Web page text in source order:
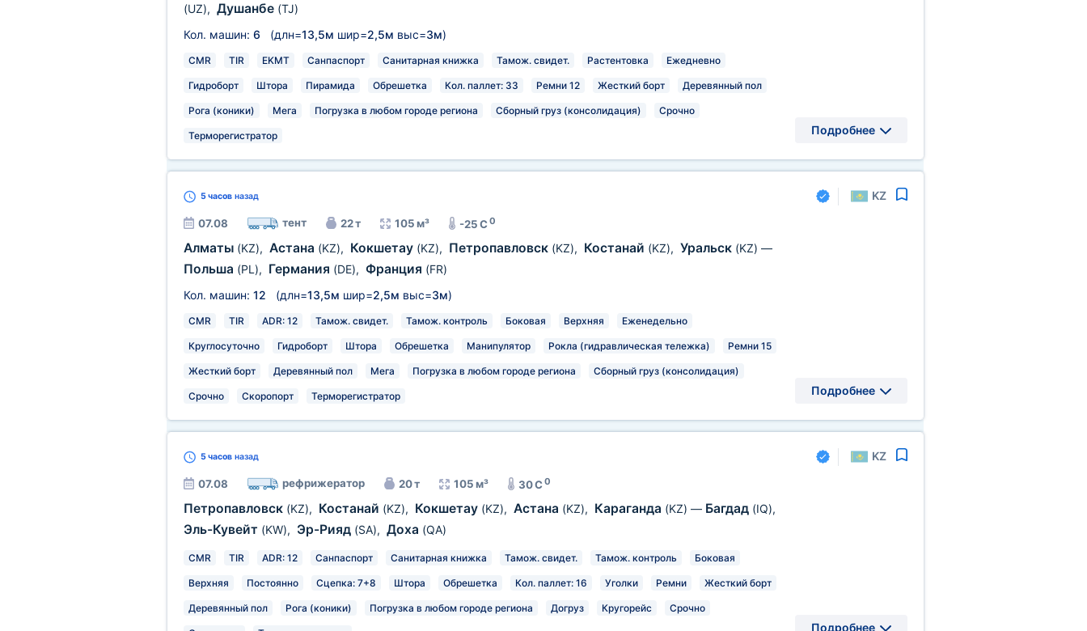
(UZ), Душанбе (TJ)
Кол. машин: 6 (длн=13,5м шир=2,5м выс=3м)
CMR TIR EKMT Санпаспорт Санитарная книжка Тамож. свидет. Растентовка Ежедневно
Гидроборт Штора Пирамида Обрешетка Кол. паллет: 33 Ремни 12 Жесткий борт Деревянный пол
Рога (коники) Мега Погрузка в любом городе региона Сборный груз (консолидация) Срочно
Терморегистратор Подробнее
5 часовназад KZ
07.08 тент 22 т 105 м³ -25 C0
Алматы (KZ), Астана (KZ), Кокшетау (KZ), Петропавловск (KZ), Костанай (KZ), Уральск (KZ) —
Польша (PL), Германия (DE), Франция (FR)
Кол. машин: 12 (длн=13,5м шир=2,5м выс=3м)
CMR TIR ADR: 12 Тамож. свидет. Тамож. контроль Боковая Верхняя Еженедельно
Круглосуточно Гидроборт Штора Обрешетка Манипулятор Рокла (гидравлическая тележка) Ремни 15
Жесткий борт Деревянный пол Мега Погрузка в любом городе региона Сборный груз (консолидация)
Срочно Скоропорт Терморегистратор Подробнее
5 часовназад KZ
07.08 рефрижератор 20 т 105 м³ 30 C0
Петропавловск (KZ), Костанай (KZ), Кокшетау (KZ), Астана (KZ), Караганда (KZ) — Багдад (IQ),
Эль-Кувейт (KW), Эр-Рияд (SA), Доха (QA)
CMR TIR ADR: 12 Санпаспорт Санитарная книжка Тамож. свидет. Тамож. контроль Боковая
Верхняя Постоянно Сцепка: 7+8 Штора Обрешетка Кол. паллет: 16 Уголки Ремни Жесткий борт
Деревянный пол Рога (коники) Погрузка в любом городе региона Догруз Кругорейс Срочно
Подробнее